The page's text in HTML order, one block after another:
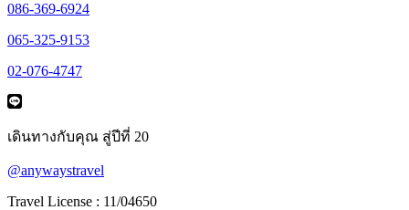
086-369-6924
065-325-9153
02-076-4747
เดินทางกับคุณ สู่ปีที่ 20
@anywaystravel
Travel License : 11/04650